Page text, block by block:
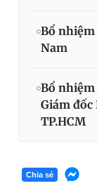
Bổ nhiệm
Nam
Bổ nhiệm
Giám đốc
TP.HCM
Chia sẻ